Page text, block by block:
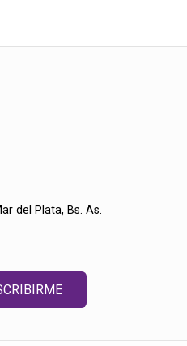
del Plata, Bs. As.